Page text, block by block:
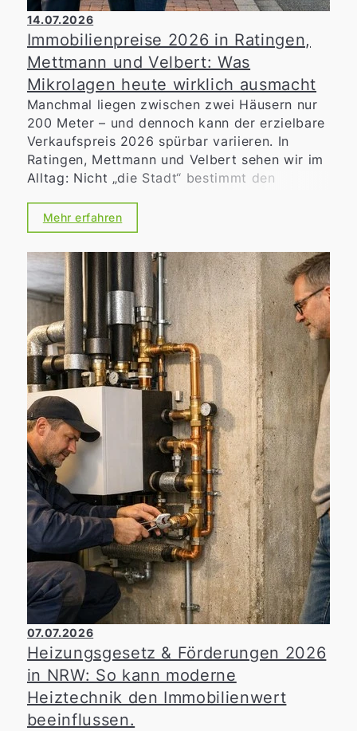
14.07.2026
Immobilienpreise 2026 in Ratingen,
Mettmann und Velbert: Was
Mikrolagen heute wirklich ausmacht
Manchmal liegen zwischen zwei Häusern nur
200 Meter – und dennoch kann der erzielbare
Verkaufspreis 2026 spürbar variieren. In
Ratingen, Mettmann und Velbert sehen wir im
Alltag: Nicht „die Stadt“ bestimmt den
Mikrolage. Für Eigentümerinnen und
Eigentümer heißt das: Wer den Unterschied
zwischen guter und sehr guter Straße erkennt,
schafft bessere Voraussetzungen für eine
realistische Preisstrategie und eine zielgenaue
Vermarktung.
Mehr erfahren
07.07.2026
Heizungsgesetz & Förderungen 2026
in NRW: So kann moderne
Heiztechnik den Immobilienwert
beeinflussen.